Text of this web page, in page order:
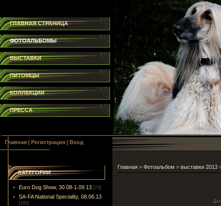
ГЛАВНАЯ СТРАНИЦА
ФОТОАЛЬБОМЫ
ВЫСТАВКИ
ПИТОМЦЫ
КОЛЛЕКЦИИ
ПРЕССА
Главная | Регистрация | Вход
КАТЕГОРИИ
Euro Dog Show, 30.08-1.09.13 [73]
SA-FA National Speciality, 08.06.13
[192]
Главная » Фотоальбом » выставки 2013